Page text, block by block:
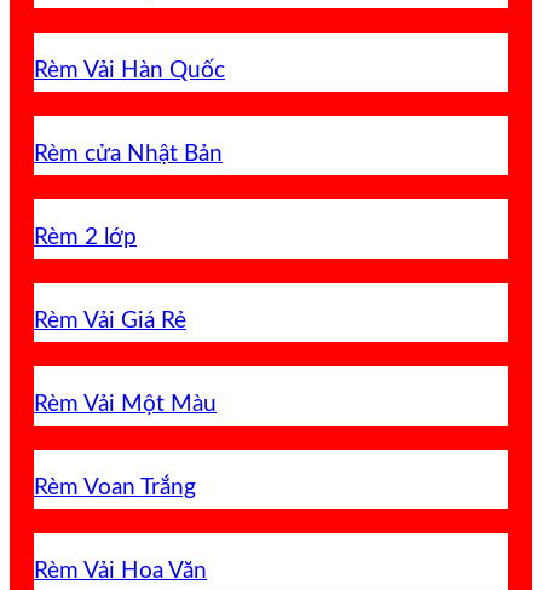
Rèm Vải Hàn Quốc
Rèm cửa Nhật Bản
Rèm 2 lớp
Rèm Vải Giá Rẻ
Rèm Vải Một Màu
Rèm Voan Trắng
Rèm Vải Hoa Văn